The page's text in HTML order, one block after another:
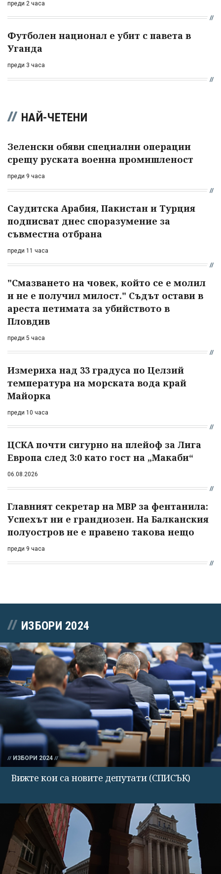
преди 2 часа
Футболен национал е убит с павета в
Уганда
преди 3 часа
НАЙ-ЧЕТЕНИ
Зеленски обяви специални операции
срещу руската военна промишленост
преди 9 часа
Саудитска Арабия, Пакистан и Турция
подписват днес споразумение за
съвместна отбрана
преди 11 часа
"Смазването на човек, който се е молил
и не е получил милост." Съдът остави в
ареста петимата за убийството в
Пловдив
преди 5 часа
Измериха над 33 градуса по Целзий
температура на морската вода край
Майорка
преди 10 часа
ЦСКА почти сигурно на плейоф за Лига
Европа след 3:0 като гост на „Макаби“
06.08.2026
Главният секретар на МВР за фентанила:
Успехът ни е грандиозен. На Балканския
полуостров не е правено такова нещо
преди 9 часа
ИЗБОРИ 2024
ИЗБОРИ 2024
Вижте кои са новите депутати (СПИСЪК)